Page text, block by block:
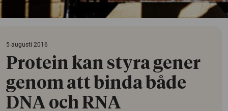
5 augusti 2016
Protein kan styra gener
genom att binda både
DNA och RNA